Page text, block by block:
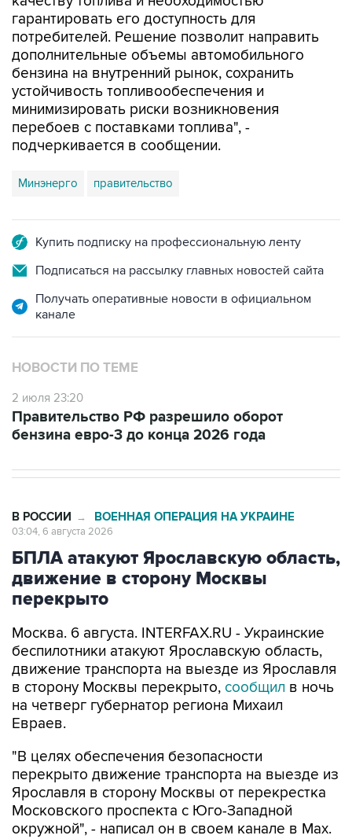
гарантировать его доступность для
потребителей. Решение позволит направить
дополнительные объемы автомобильного
бензина на внутренний рынок, сохранить
устойчивость топливообеспечения и
минимизировать риски возникновения
перебоев с поставками топлива", -
подчеркивается в сообщении.
Минэнерго правительство
Купить подписку на профессиональную ленту
Подписаться на рассылку главных новостей сайта
Получать оперативные новости в официальном
канале
НОВОСТИ ПО ТЕМЕ
2 июля 23:20
Правительство РФ разрешило оборот
бензина евро-3 до конца 2026 года
В РОССИИ → ВОЕННАЯ ОПЕРАЦИЯ НА УКРАИНЕ
03:04, 6 августа 2026
БПЛА атакуют Ярославскую область,
движение в сторону Москвы
перекрыто
Москва. 6 августа. INTERFAX.RU - Украинские
беспилотники атакуют Ярославскую область,
движение транспорта на выезде из Ярославля
в сторону Москвы перекрыто, сообщил в ночь
на четверг губернатор региона Михаил
Евраев.
"В целях обеспечения безопасности
перекрыто движение транспорта на выезде из
Ярославля в сторону Москвы от перекрестка
Московского проспекта с Юго-Западной
окружной", - написал он в своем канале в Мах.